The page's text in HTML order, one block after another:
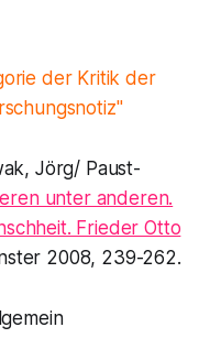
der Kritik der
Jörg/ Paust-
unter anderen.
Frieder Otto
2008, 239-262.